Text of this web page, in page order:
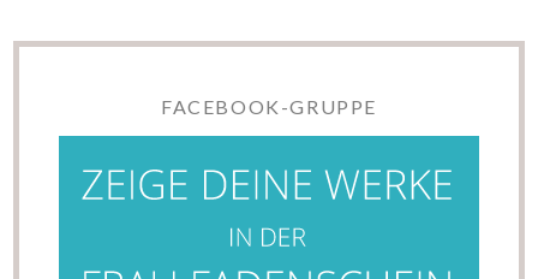
FACEBOOK-GRUPPE